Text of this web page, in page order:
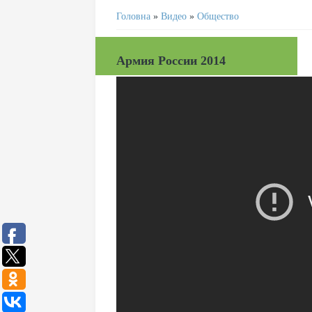
Головна » Видео » Общество
Армия России 2014